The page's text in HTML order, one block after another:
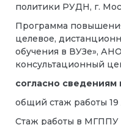
политики РУДН, г.
Программа
целевое,
обучения в ВУЗе»,
консультационный
согласно сведениям
общий стаж работы 19
Стаж работы в МГППУ